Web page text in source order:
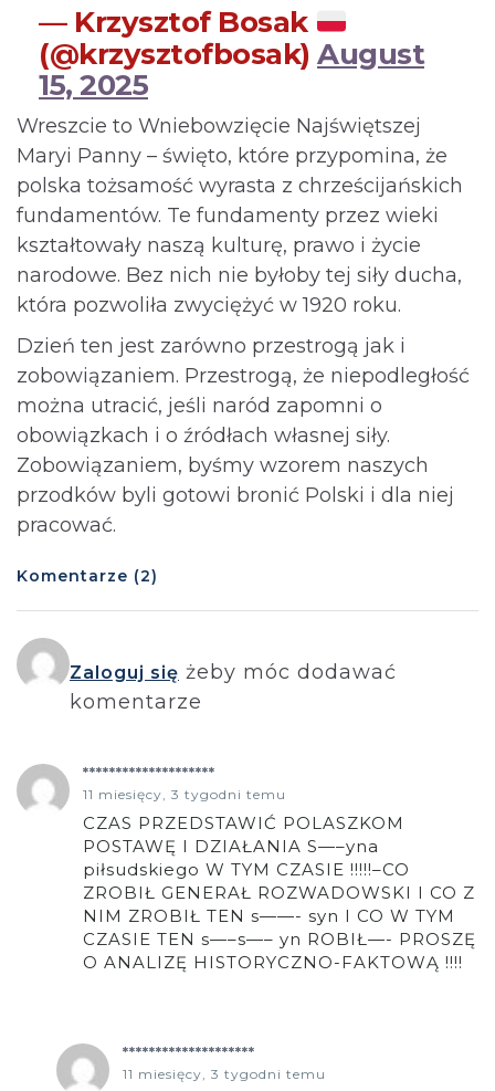
— Krzysztof Bosak
(@krzysztofbosak) August
15, 2025
Wreszcie to Wniebowzięcie Najświętszej
Maryi Panny – święto, które przypomina, że
polska tożsamość wyrasta z chrześcijańskich
fundamentów. Te fundamenty przez wieki
kształtowały naszą kulturę, prawo i życie
narodowe. Bez nich nie byłoby tej siły ducha,
która pozwoliła zwyciężyć w 1920 roku.
Dzień ten jest zarówno przestrogą jak i
zobowiązaniem. Przestrogą, że niepodległość
można utracić, jeśli naród zapomni o
obowiązkach i o źródłach własnej siły.
Zobowiązaniem, byśmy wzorem naszych
przodków byli gotowi bronić Polski i dla niej
pracować.
Komentarze (2)
Zaloguj się żeby móc dodawać
komentarze
********************
11 miesięcy, 3 tygodni temu
CZAS PRZEDSTAWIĆ POLASZKOM
POSTAWĘ I DZIAŁANIA S—–yna
piłsudskiego W TYM CZASIE !!!!!–CO
ZROBIŁ GENERAŁ ROZWADOWSKI I CO Z
NIM ZROBIŁ TEN s——- syn I CO W TYM
CZASIE TEN s—–s—– yn ROBIŁ—- PROSZĘ
O ANALIZĘ HISTORYCZNO-FAKTOWĄ !!!!
********************
11 miesięcy, 3 tygodni temu